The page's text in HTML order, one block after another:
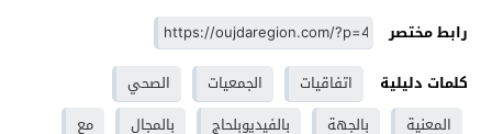
رابط مختصر
كلمات دليلية
اتفاقيات الجمعيات
الصحي
المعنية
بالجهة بالفيديوبلحاج بالمجال مع